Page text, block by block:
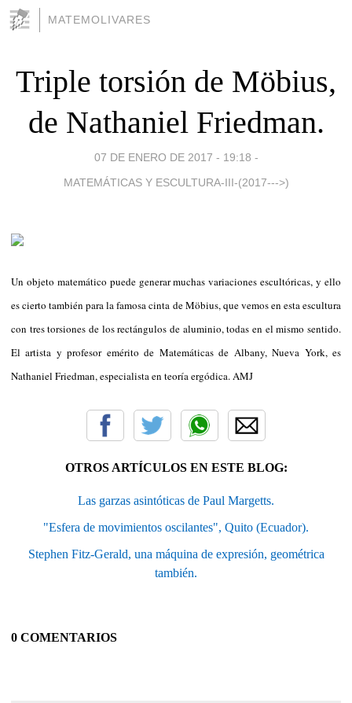
MATEMOLIVARES
Triple torsión de Möbius,
de Nathaniel Friedman.
07 DE ENERO DE 2017 - 19:18 -
MATEMÁTICAS Y ESCULTURA-III-(2017--->)
Un objeto matemático puede generar muchas variaciones escultóricas, y ello
es cierto también para la famosa cinta de Möbius, que vemos en esta escultura
con tres torsiones de los rectángulos de aluminio, todas en el mismo sentido.
El artista y profesor emérito de Matemáticas de Albany, Nueva York, es
Nathaniel Friedman, especialista en teoría ergódica. AMJ
OTROS ARTÍCULOS EN ESTE BLOG:
Las garzas asintóticas de Paul Margetts.
"Esfera de movimientos oscilantes", Quito (Ecuador).
Stephen Fitz-Gerald, una máquina de expresión, geométrica
también.
0 COMENTARIOS